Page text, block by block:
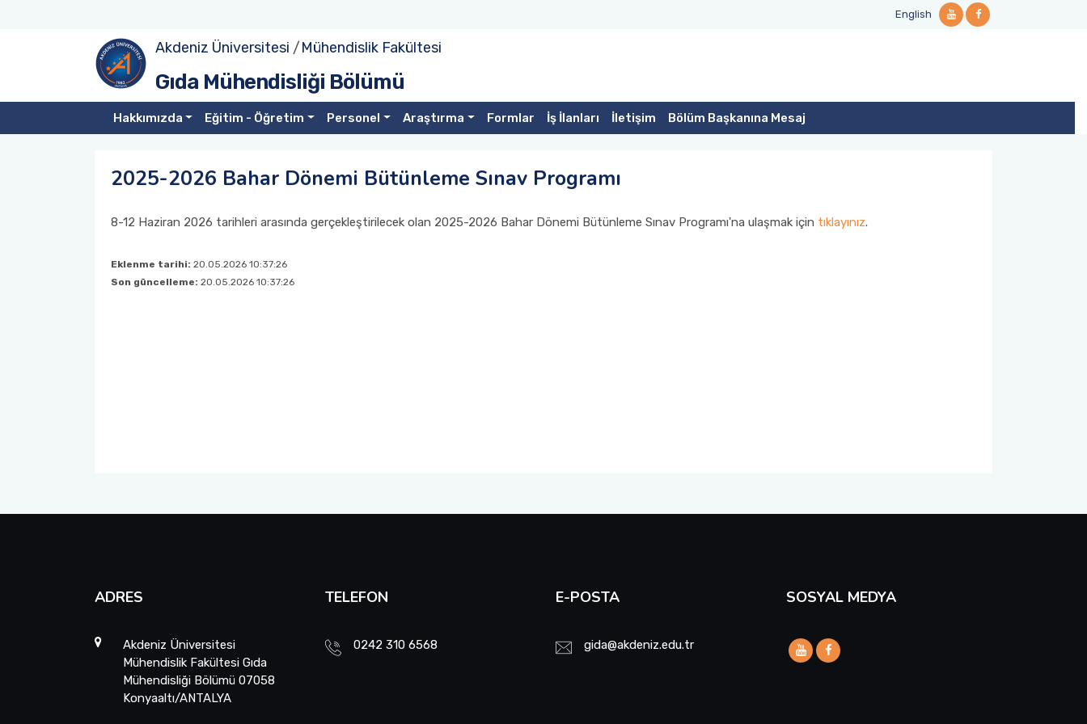
English
Akdeniz Üniversitesi /Mühendislik Fakültesi
Gıda Mühendisliği Bölümü
Hakkımızda Eğitim - Öğretim Personel Araştırma Formlar İş İlanları İletişim Bölüm Başkanına Mesaj
2025-2026 Bahar Dönemi Bütünleme Sınav Programı
8-12 Haziran 2026 tarihleri arasında gerçekleştirilecek olan 2025-2026 Bahar Dönemi Bütünleme Sınav Programı'na ulaşmak için tıklayınız.
Eklenme tarihi: 20.05.2026 10:37:26
Son güncelleme: 20.05.2026 10:37:26
ADRES
Akdeniz Üniversitesi
Mühendislik Fakültesi Gıda
Mühendisliği Bölümü 07058
Konyaaltı/ANTALYA
TELEFON
0242 310 6568
E-POSTA
gida@akdeniz.edu.tr
SOSYAL MEDYA
Yönetim
Lisans Ders Görevlendirmeleri
Lisans Dersler Kataloğu
Öğrenci Sınıf ve Bölüm Temsilcileri
Öğrenci Akademik Danışmanlıklar
Birim İçi/Dışı Uygulama
Lisans Yandal Eğitimi
Yüksek Lisans Müfredat
Yüksek Lisans Ders Kataloğu
Doktora Müfredat
Doktora Ders Kataloğu
Bölüm Personeli
Bölüme Emeği Geçenler
Laboratuvarlar